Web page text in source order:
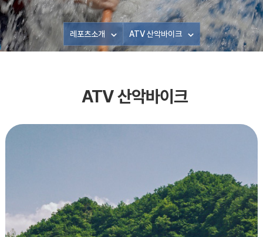
레포츠소개 ATV 산악바이크
ATV 산악바이크